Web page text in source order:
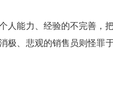
人能力、经验的不完善，
极、悲观的销售员则怪罪